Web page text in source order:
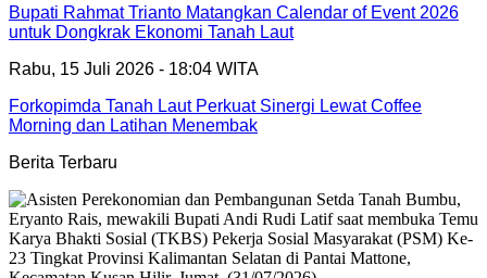
Bupati Rahmat Trianto Matangkan Calendar of Event 2026
untuk Dongkrak Ekonomi Tanah Laut
Rabu, 15 Juli 2026 - 18:04 WITA
Forkopimda Tanah Laut Perkuat Sinergi Lewat Coffee
Morning dan Latihan Menembak
Berita Terbaru